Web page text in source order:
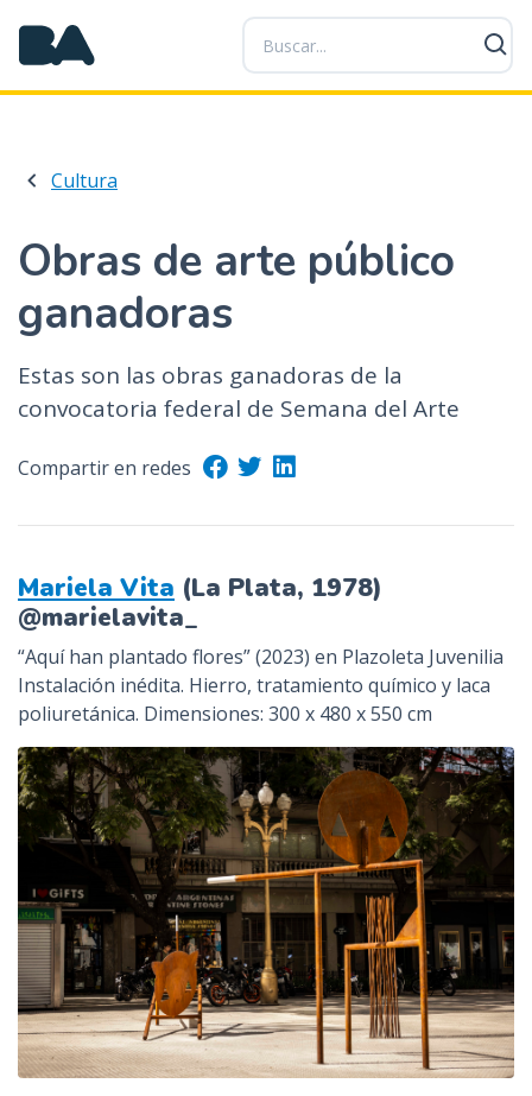
P
a
s
a
o
n
i
d
p
i
c
a
l
Cultura
Obras de arte público
ganadoras
Estas son las obras ganadoras de la
convocatoria federal de Semana del Arte
Compartir en redes
Mariela Vita (La Plata, 1978)
@marielavita_
“Aquí han plantado flores” (2023) en Plazoleta Juvenilia
Instalación inédita. Hierro, tratamiento químico y laca
poliuretánica. Dimensiones: 300 x 480 x 550 cm